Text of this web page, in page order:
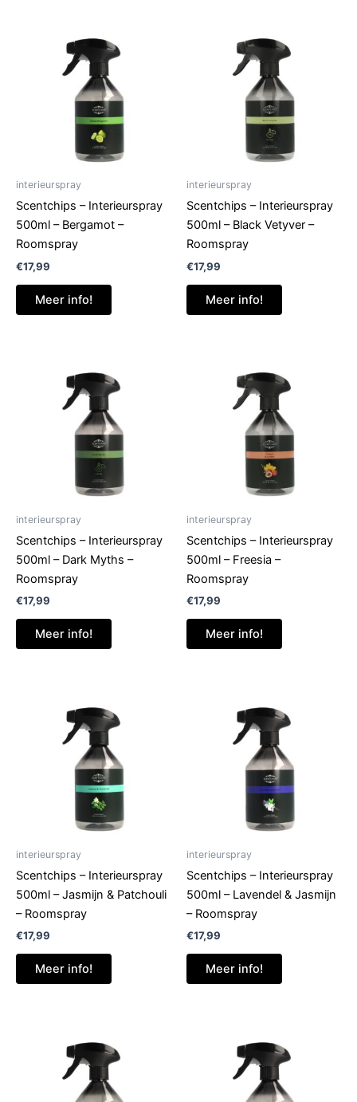
interieurspray
Scentchips – Interieurspray
500ml – Bergamot –
Roomspray
€17,99
Meer info!
interieurspray
Scentchips – Interieurspray
500ml – Black Vetyver –
Roomspray
€17,99
Meer info!
interieurspray
Scentchips – Interieurspray
500ml – Dark Myths –
Roomspray
€17,99
Meer info!
interieurspray
Scentchips – Interieurspray
500ml – Freesia –
Roomspray
€17,99
Meer info!
interieurspray
Scentchips – Interieurspray
500ml – Jasmijn & Patchouli
– Roomspray
€17,99
Meer info!
interieurspray
Scentchips – Interieurspray
500ml – Lavendel & Jasmijn
– Roomspray
€17,99
Meer info!